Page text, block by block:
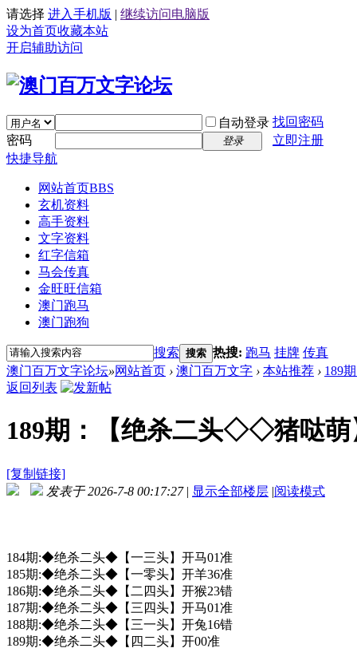
请选择 进入手机版 | 继续访问电脑版
设为首页收藏本站
开启辅助访问
自动登录 找回密码
密码
登录
立即注册
快捷导航
网站首页BBS
玄机资料
高手资料
文字资料
红字信箱
马会传真
金旺旺信箱
澳门跑马
澳门跑狗
搜索 搜索 热搜: 跑马 挂牌 传真
澳门百万文字论坛»网站首页 › 澳门百万文字 › 本站推荐 › 189
返回列表
189期：【绝杀二头◇◇猪哒
[复制链接]
发表于 2026-7-8 00:17:27 | 显示全部楼层 |阅读模式
184期:◆绝杀二头◆【一三头】开马01准
185期:◆绝杀二头◆【一零头】开羊36准
186期:◆绝杀二头◆【二四头】开猴23错
187期:◆绝杀二头◆【三四头】开马01准
188期:◆绝杀二头◆【三一头】开兔16错
189期:◆绝杀二头◆【四二头】开00准